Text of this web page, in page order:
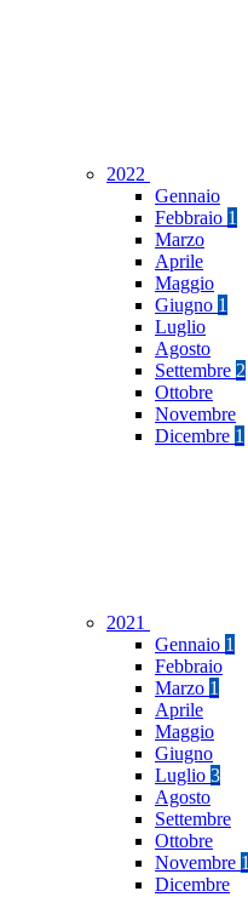
2022
Gennaio
Febbraio 1
Marzo
Aprile
Maggio
Giugno 1
Luglio
Agosto
Settembre 2
Ottobre
Novembre
Dicembre 1
2021
Gennaio 1
Febbraio
Marzo 1
Aprile
Maggio
Giugno
Luglio 3
Agosto
Settembre
Ottobre
Novembre 1
Dicembre